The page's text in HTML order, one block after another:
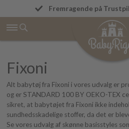
Fri fragt fra
Fremragende på
Fixoni
Alt babytøj fra Fixoni i vores udvalg er
og er STANDARD 100 BY OEKO-TEX
sikret, at babytøjet fra Fixoni ikke
sundhedsskadelige stoffer, da det er
Se vores udvalg af skønne basisstyles